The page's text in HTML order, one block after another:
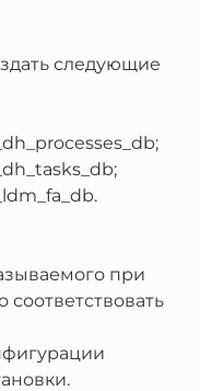
следующие
при